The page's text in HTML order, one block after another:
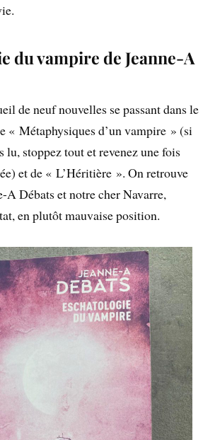
du vampire de Jeanne-A
de neuf nouvelles se passant dans le
« Métaphysiques d’un vampire » (si
lu, stoppez tout et revenez une fois
et de « L’Héritière ». On retrouve
A Débats et notre cher Navarre,
en plutôt mauvaise position.